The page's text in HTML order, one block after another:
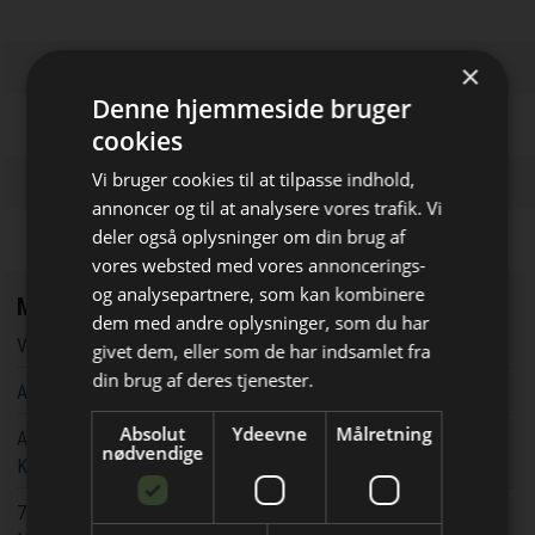
Bliv opdateret hver dag
Få de vigtigste nyheder om
byggebranchen
direkte i din indbakke
Mest læste
Vandværker i Randers kører på lånt tid
Aarsleff vinder energiprojekter til 3,7 milliarder kroner
Aarsleff får ansvaret for at udvide kapaciteten rundt om
Københavns Hovedbanegård
74 hektar og 900.000 etagemeter: Nu kan der bydes på
×
Denne hjemmeside bruger
cookies
Vi bruger cookies til at tilpasse indhold,
annoncer og til at analysere vores trafik. Vi
deler også oplysninger om din brug af
vores websted med vores annoncerings-
og analysepartnere, som kan kombinere
dem med andre oplysninger, som du har
givet dem, eller som de har indsamlet fra
din brug af deres tjenester.
Absolut
nødvendige
Ydeevne Målretning